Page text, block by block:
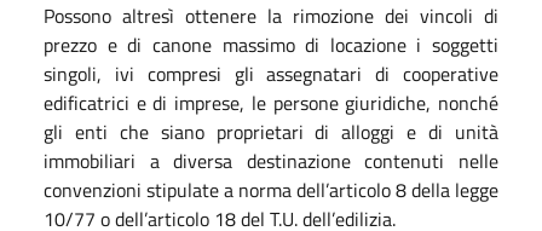
Possono altresì ottenere la rimozione dei vincoli di
prezzo e di canone massimo di locazione i soggetti
singoli, ivi compresi gli assegnatari di cooperative
edificatrici e di imprese, le persone giuridiche, nonché
gli enti che siano proprietari di alloggi e di unità
immobiliari a diversa destinazione contenuti nelle
convenzioni stipulate a norma dell’articolo 8 della legge
10/77 o dell’articolo 18 del T.U. dell’edilizia.